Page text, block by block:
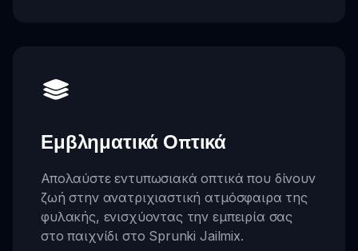
Εμβληματικά Οπτικά
Απολαύστε εντυπωσιακά οπτικά που δίνουν
ζωή στην ανατριχιαστική ατμόσφαιρα της
φυλακής, ενισχύοντας την εμπειρία σας
στο παιχνίδι στο Sprunki Jailmix.